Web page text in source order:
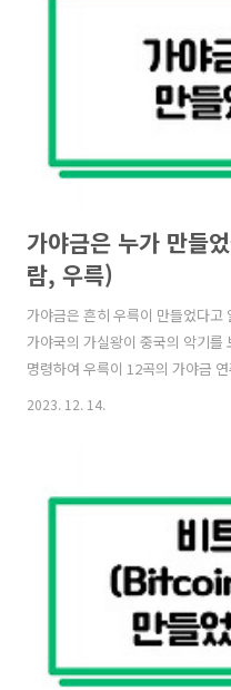
어를 개발했습니다. 던롭의 공기
시켰으며, 이후 자동차, 기차 등
가야금은 누가 만들
람, 우륵)
가야금은 흔히 우륵이 만들었다
가야국의 가실왕이 중국의 악기를
명령하여 우륵이 12곡의 가야금
그러나 가야금과 비슷한 악기가 삼
따라서 가야금을 만든 사람을 단
가야금을 발전시키고 대중화시
의 기원은 그 이전으로 거슬러 올
국을 대표하는 악기이며, 우륵이
서 우륵을 가야금의..
2023. 12. 14.